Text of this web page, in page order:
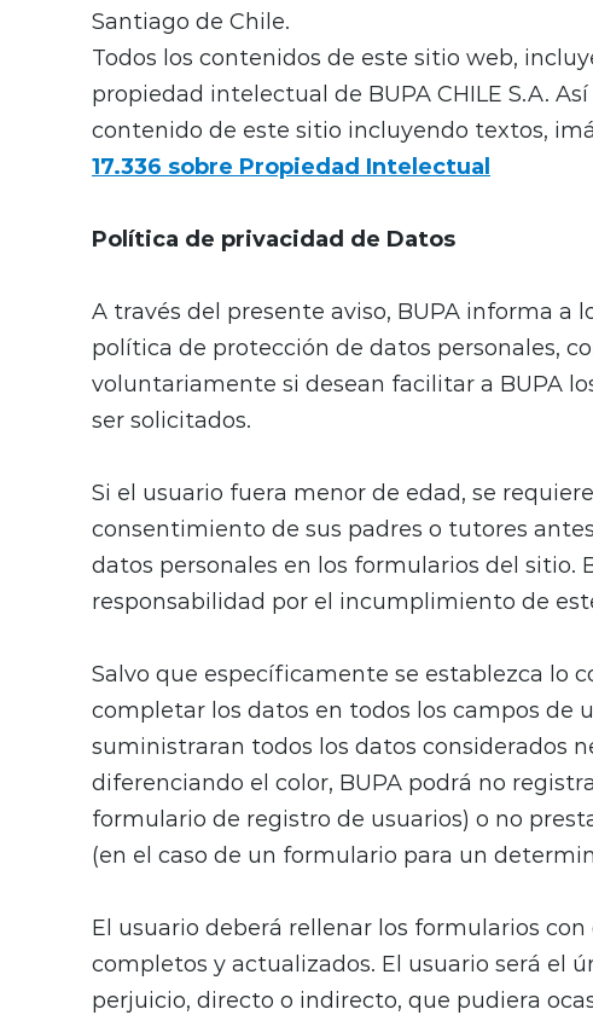
Santiago de Chile.
Todos los contenidos de este sitio web,
propiedad intelectual de BUPA CHILE S.A.
contenido de este sitio incluyendo textos,
17.336 sobre Propiedad Intelectual
Política de privacidad de Datos
A través del presente aviso, BUPA informa a
política de protección de datos personales,
voluntariamente si desean facilitar a BUPA
ser solicitados.
Si el usuario fuera menor de edad, se
consentimiento de sus padres o tutores
datos personales en los formularios del sitio.
responsabilidad por el incumplimiento de
Salvo que específicamente se establezca lo
completar los datos en todos los campos de
suministraran todos los datos considerados
diferenciando el color, BUPA podrá no
formulario de registro de usuarios) o no
(en el caso de un formulario para un
El usuario deberá rellenar los formularios
completos y actualizados. El usuario será el
perjuicio, directo o indirecto, que pudiera